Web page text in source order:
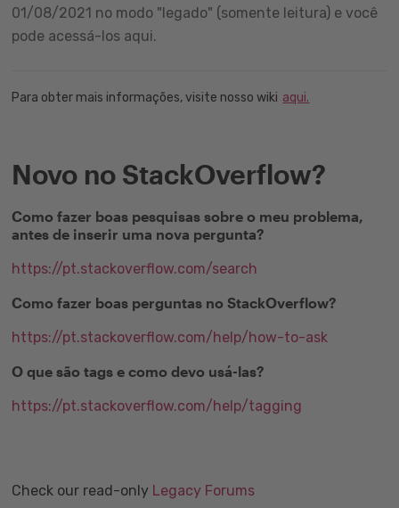
01/08/2021 no modo "legado" (somente leitura) e você
pode acessá-los aqui.
Para obter mais informações, visite nosso wiki aqui.
Novo no StackOverflow?
Como fazer boas pesquisas sobre o meu problema,
antes de inserir uma nova pergunta?
https://pt.stackoverflow.com/search
Como fazer boas perguntas no StackOverflow?
https://pt.stackoverflow.com/help/how-to-ask
O que são tags e como devo usá-las?
https://pt.stackoverflow.com/help/tagging
Check our read-only Legacy Forums